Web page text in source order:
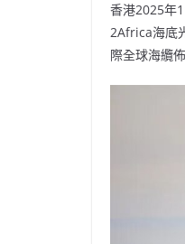
香港2025年
2Africa海底
際全球海纜